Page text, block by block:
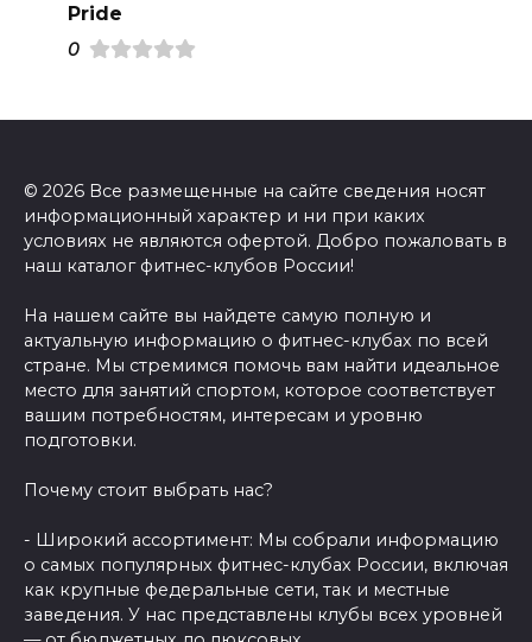
Pride
0
© 2026 Все размещенные на сайте сведения носят
информационный характер и ни при каких
условиях не являются офертой. Добро пожаловать в
наш каталог фитнес-клубов России!
На нашем сайте вы найдете самую полную и
актуальную информацию о фитнес-клубах по всей
стране. Мы стремимся помочь вам найти идеальное
место для занятий спортом, которое соответствует
вашим потребностям, интересам и уровню
подготовки.
Почему стоит выбрать нас?
- Широкий ассортимент: Мы собрали информацию
о самых популярных фитнес-клубах России, включая
как крупные федеральные сети, так и местные
заведения. У нас представлены клубы всех уровней